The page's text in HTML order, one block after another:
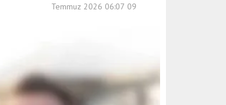
09 Temmuz 2026 06:07